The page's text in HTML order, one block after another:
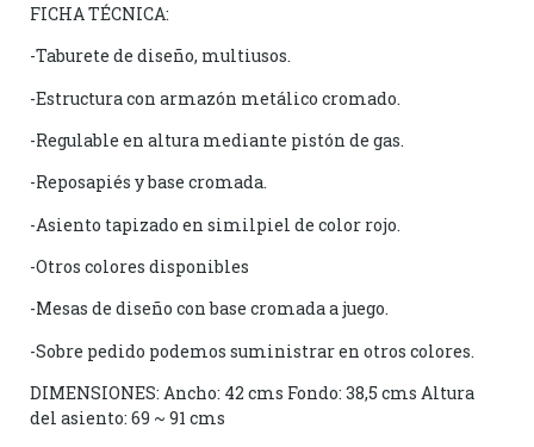
FICHA TÉCNICA:
-Taburete de diseño, multiusos.
-Estructura con armazón metálico cromado.
-Regulable en altura mediante pistón de gas.
-Reposapiés y base cromada.
-Asiento tapizado en similpiel de color rojo.
-Otros colores disponibles
-Mesas de diseño con base cromada a juego.
-Sobre pedido podemos suministrar en otros colores.
DIMENSIONES: Ancho: 42 cms Fondo: 38,5 cms Altura
del asiento: 69 ~ 91 cms